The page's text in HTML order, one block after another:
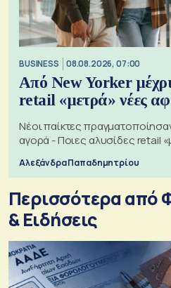
BUSINESS 08.08.2026, 07:00
Από New Yorker
retail «μετρά» νέες
Νέοι παίκτες
αγορά - Ποιες αλυσίδες retail
Αλεξάνδρα Παπαδημητρίου
Περισσότερα από
& Eιδήσεις